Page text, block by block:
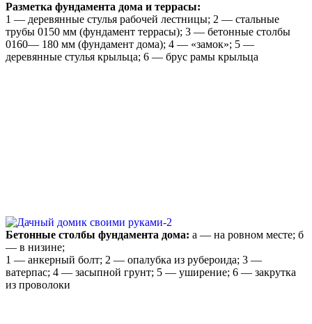
Разметка фундамента дома и террасы:
1 — деревянные стулья рабочей лестницы; 2 — стальные
трубы 0150 мм (фундамент террасы); 3 — бетонные столбы
0160— 180 мм (фундамент дома); 4 — «замок»; 5 —
деревянные стулья крыльца; 6 — брус рамы крыльца
Бетонные столбы фундамента дома: а — на ровном месте; б
— в низине;
1 — анкерный болт; 2 — опалубка из рубероида; 3 —
ватерпас; 4 — засыпной грунт; 5 — уширение; 6 — закрутка
из проволоки